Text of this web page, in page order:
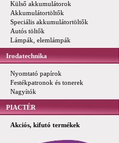
Külső akkumulátorok
Akkumulátortöltők
Speciális akkumulátortöltők
Autós töltők
Lámpák, elemlámpák
Irodatechnika
Nyomtató papírok
Festékpatronok és tonerek
Nagyítók
PIACTÉR
Akciós, kifutó termékek